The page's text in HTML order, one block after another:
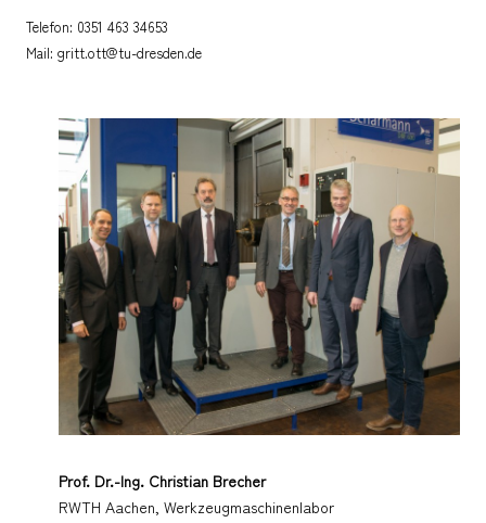
Prof. Dr.-Ing. Christian Brecher
RWTH Aachen, Werkzeugmaschinenlabor
Telefon: 0351 463 34653
Mail: gritt.ott@tu-dresden.de